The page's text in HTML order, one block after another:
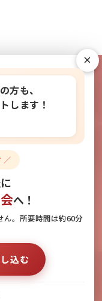
×
方も、
します！
／
へ！
ん。所要時間は約60分
込む
験できま
はこちら
せ
し込み